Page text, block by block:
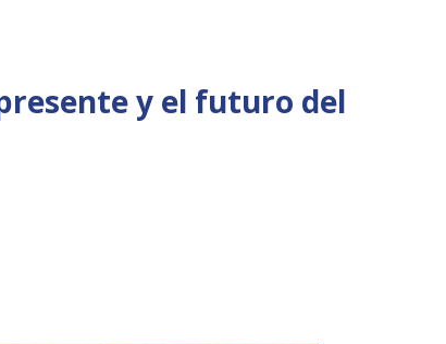
y el futuro del